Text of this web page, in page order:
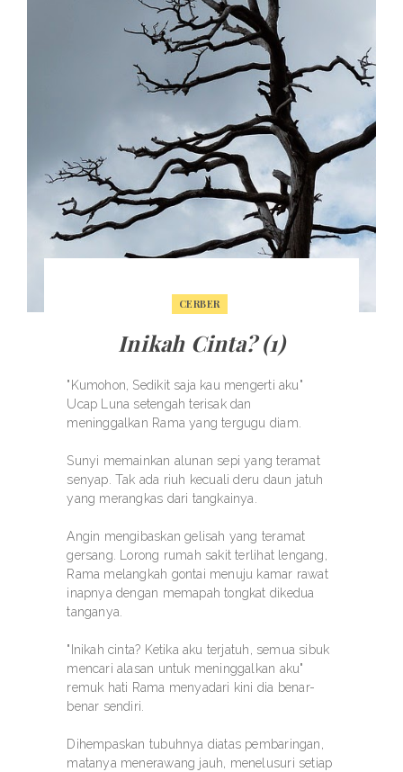
CERBER
Inikah Cinta? (1)
"Kumohon, Sedikit saja kau mengerti aku"
Ucap Luna setengah terisak dan
meninggalkan Rama yang tergugu diam.
Sunyi memainkan alunan sepi yang teramat
senyap. Tak ada riuh kecuali deru daun jatuh
yang merangkas dari tangkainya.
Angin mengibaskan gelisah yang teramat
gersang. Lorong rumah sakit terlihat lengang,
Rama melangkah gontai menuju kamar rawat
inapnya dengan memapah tongkat dikedua
tanganya.
"Inikah cinta? Ketika aku terjatuh, semua sibuk
mencari alasan untuk meninggalkan aku"
remuk hati Rama menyadari kini dia benar-
benar sendiri.
Dihempaskan tubuhnya diatas pembaringan,
matanya menerawang jauh, menelusuri setiap